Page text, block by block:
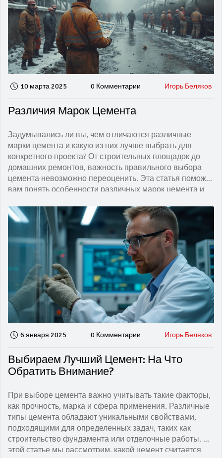
10 марта 2025 0 Комментарии Игорь Беляков
Различия Марок Цемента
Задумывались ли вы, чем отличаются различные
марки цемента и какую из них лучше выбрать для
конкретного проекта? От строительных площадок до
домашних ремонтов, важность правильного выбора
цемента невозможно переоценить. Эта статья поможет
вам понять особенности различных марок цемента и
как не запутаться в ассортименте и выбрать лучший
вариант для ваших нужд.
6 января 2025 0 Комментарии Игорь Беляков
Выбираем Лучший Цемент: На Что
Обратить Внимание?
При выборе цемента важно учитывать такие факторы,
как прочность, марка и сфера применения. Различные
типы цемента обладают уникальными свойствами,
подходящими для определенных задач, таких как
строительство фундамента или отделочные работы. В
этой статье мы рассмотрим, какой цемент считается